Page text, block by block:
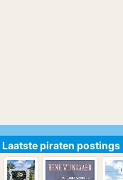
Laatste piraten postings